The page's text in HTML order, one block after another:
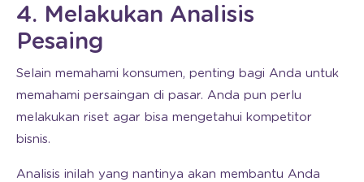
4. Melakukan Analisis
Pesaing
Selain memahami konsumen, penting bagi Anda untuk
memahami persaingan di pasar. Anda pun perlu
melakukan riset agar bisa mengetahui kompetitor
bisnis.
Analisis inilah yang nantinya akan membantu Anda